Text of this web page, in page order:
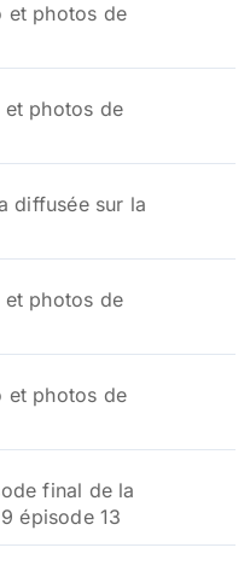
et photos de
et photos de
diffusée sur la
et photos de
et photos de
final de la
épisode 13